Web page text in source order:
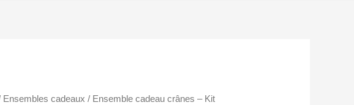
Ensembles cadeaux / Ensemble cadeau crânes – Kit